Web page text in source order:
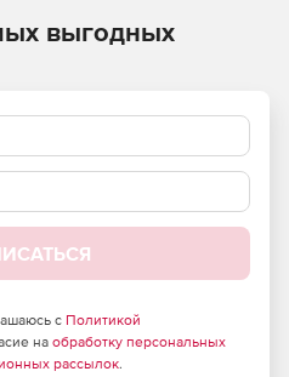
данных происходит на
сервере. Это способствует
пользователей и
системы.
выгодных
с Политикой
на обработку персональных
рассылок.